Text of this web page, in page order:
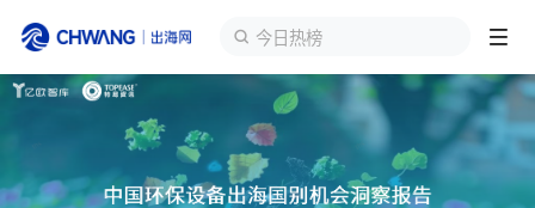
今日热榜
出海服务
登录/注册 个人中心